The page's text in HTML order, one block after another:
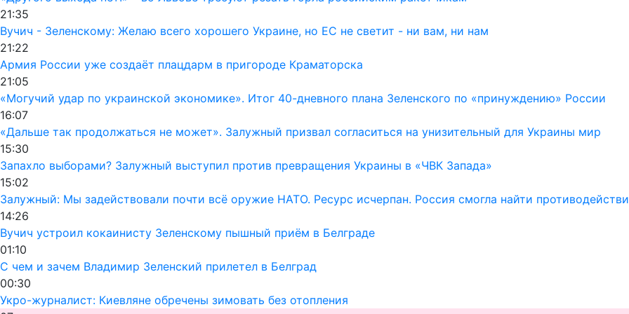
21:35
Вучич - Зеленскому: Желаю всего хорошего Украине, но ЕС не светит - ни вам, ни нам
21:22
Армия России уже создаёт плацдарм в пригороде Краматорска
21:05
«Могучий удар по украинской экономике». Итог 40-дневного плана Зеленского по «принуждению» России
16:07
«Дальше так продолжаться не может». Залужный призвал согласиться на унизительный для Украины мир
15:30
Запахло выборами? Залужный выступил против превращения Украины в «ЧВК Запада»
15:02
Залужный: Мы задействовали почти всё оружие НАТО. Ресурс исчерпан. Россия смогла найти
14:26
Вучич устроил кокаинисту Зеленскому пышный приём в Белграде
01:10
С чем и зачем Владимир Зеленский прилетел в Белград
00:30
Укро-журналист: Киевляне обречены зимовать без отопления